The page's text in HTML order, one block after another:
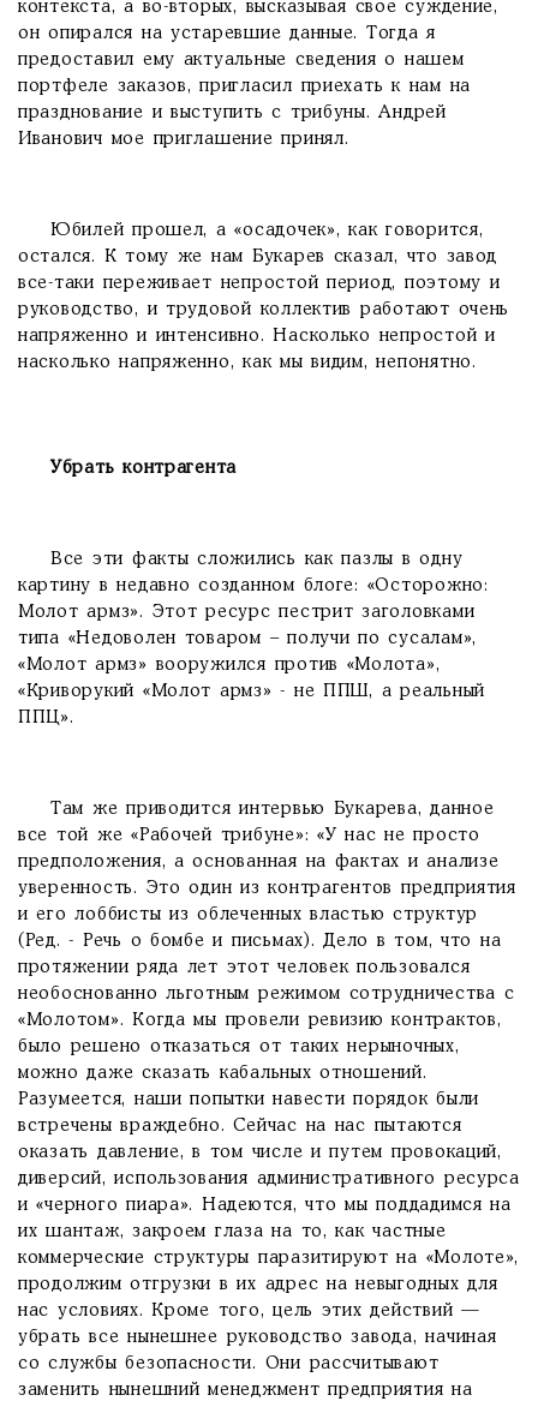
контекста, а во-вторых, высказывая свое суждение,
он опирался на устаревшие данные. Тогда я
предоставил ему актуальные сведения о нашем
портфеле заказов, пригласил приехать к нам на
празднование и выступить с трибуны. Андрей
Иванович мое приглашение принял.
Юбилей прошел, а «осадочек», как говорится,
остался. К тому же нам Букарев сказал, что завод
все-таки переживает непростой период, поэтому и
руководство, и трудовой коллектив работают очень
напряженно и интенсивно. Насколько непростой и
насколько напряженно, как мы видим, непонятно.
Убрать контрагента
Все эти факты сложились как пазлы в одну
картину в недавно созданном блоге: «Осторожно:
Молот армз». Этот ресурс пестрит заголовками
типа «Недоволен товаром – получи по сусалам»,
«Молот армз» вооружился против «Молота»,
«Криворукий «Молот армз» - не ППШ, а реальный
ППЦ».
Там же приводится интервью Букарева, данное
все той же «Рабочей трибуне»: «У нас не просто
предположения, а основанная на фактах и анализе
уверенность. Это один из контрагентов предприятия
и его лоббисты из облеченных властью структур
(Ред. - Речь о бомбе и письмах). Дело в том, что на
протяжении ряда лет этот человек пользовался
необоснованно льготным режимом сотрудничества с
«Молотом». Когда мы провели ревизию контрактов,
было решено отказаться от таких нерыночных,
можно даже сказать кабальных отношений.
Разумеется, наши попытки навести порядок были
встречены враждебно. Сейчас на нас пытаются
оказать давление, в том числе и путем провокаций,
диверсий, использования административного ресурса
и «черного пиара». Надеются, что мы поддадимся на
их шантаж, закроем глаза на то, как частные
коммерческие структуры паразитируют на «Молоте»,
продолжим отгрузки в их адрес на невыгодных для
нас условиях. Кроме того, цель этих действий —
убрать все нынешнее руководство завода, начиная
со службы безопасности. Они рассчитывают
заменить нынешний менеджмент предприятия на